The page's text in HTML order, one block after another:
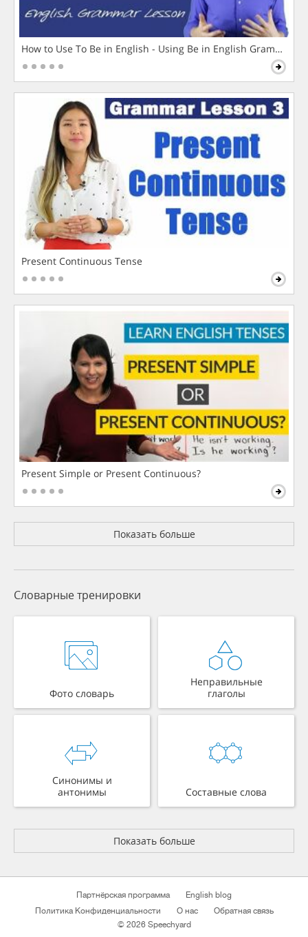
How to Use To Be in English - Using Be in English Grammar
Present Continuous Tense
Present Simple or Present Continuous?
Показать больше
Словарные тренировки
Фото словарь
Неправильные
глаголы
Синонимы и
антонимы
Составные слова
Показать больше
Партнёрская программа
English blog
Политика Конфиденциальности
О нас
Обратная связь
© 2026 Speechyard